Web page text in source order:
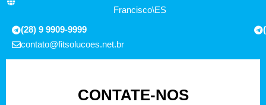
Francisco\ES
(28) 9 9909-9999
contato@fitsolucoes.net.br
CONTATE-NOS